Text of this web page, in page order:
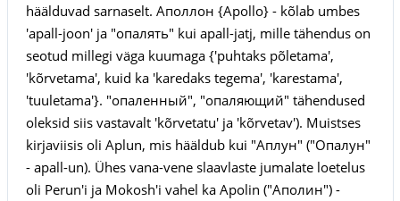
häälduvad sarnaselt. Аполлон {Apollo} - kõlab umbes
'apall-joon' ja "опалять" kui apall-jatj, mille tähendus on
seotud millegi väga kuumaga {'puhtaks põletama',
'kõrvetama', kuid ka 'karedaks tegema', 'karestama',
'tuuletama'}. "опаленный", "опаляющий" tähendused
oleksid siis vastavalt 'kõrvetatu' ja 'kõrvetav'). Muistses
kirjaviisis oli Aplun, mis hääldub kui "Аплун" ("Опалун"
- apall-un). Ühes vana-vene slaavlaste jumalate loetelus
oli Perun'i ja Mokosh'i vahel ka Apolin ("Аполин") -